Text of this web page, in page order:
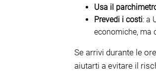
Usa il
Prevedi i costi: a
economiche, ma
Se arrivi durante le
aiutarti a evitare il